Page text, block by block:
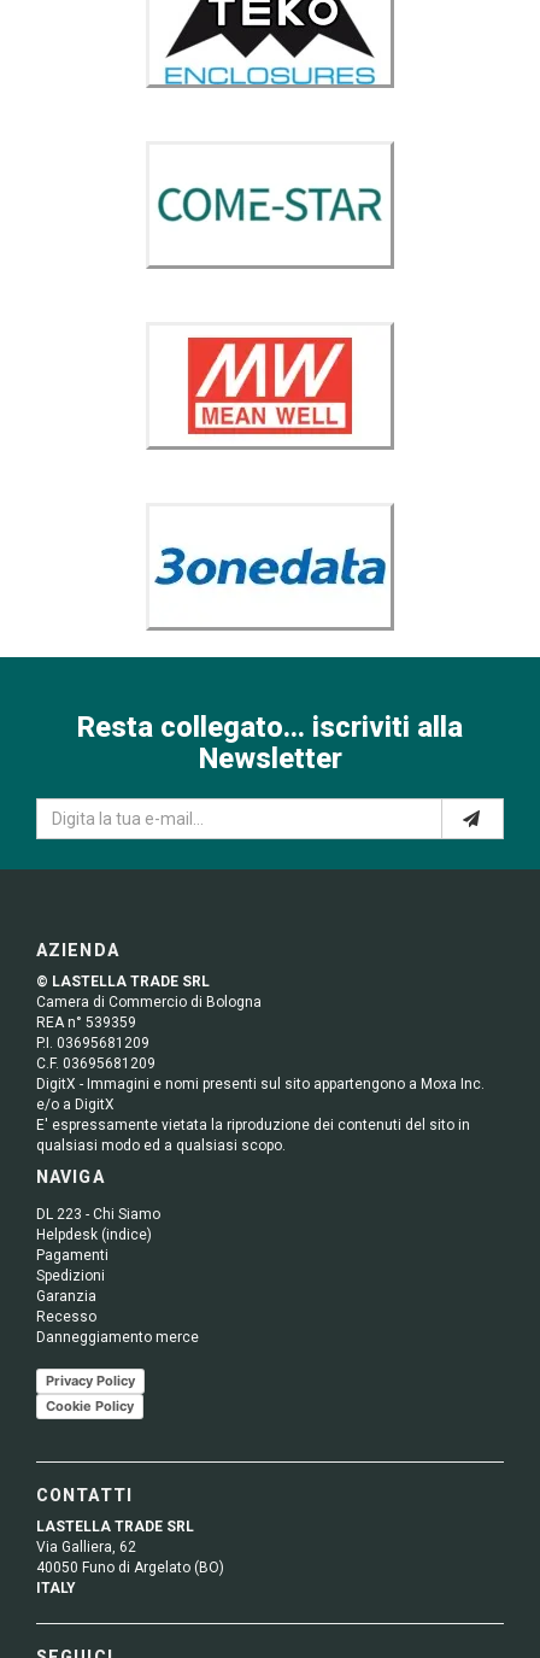
Resta collegato... iscriviti alla
Newsletter
AZIENDA
© LASTELLA TRADE SRL
Camera di Commercio di Bologna
REA n° 539359
P.I. 03695681209
C.F. 03695681209
DigitX - Immagini e nomi presenti sul sito appartengono a Moxa Inc.
e/o a DigitX
E' espressamente vietata la riproduzione dei contenuti del sito in
qualsiasi modo ed a qualsiasi scopo.
NAVIGA
DL 223 - Chi Siamo
Helpdesk (indice)
Pagamenti
Spedizioni
Garanzia
Recesso
Danneggiamento merce
Privacy Policy
Cookie Policy
CONTATTI
LASTELLA TRADE SRL
Via Galliera, 62
40050 Funo di Argelato (BO)
ITALY